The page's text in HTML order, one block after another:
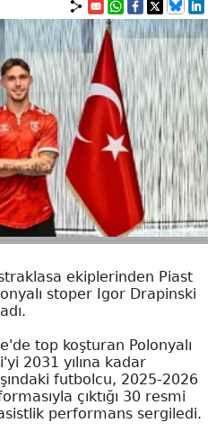
ekiplerinden Piast
stoper Igor Drapinski
top koşturan Polonyalı
2031 yılına kadar
futbolcu, 2025-2026
çıktığı 30 resmi
performans sergiledi.